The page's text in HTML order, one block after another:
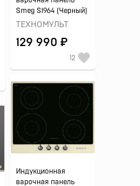
Smeg SI964 (Черный)
ТЕХНОМУЛЬТ
129 990 ₽
12
Индукционная
варочная панель